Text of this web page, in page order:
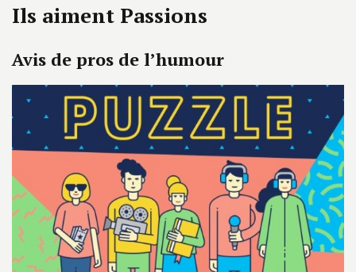
Ils aiment Passions
Avis de pros de l’humour